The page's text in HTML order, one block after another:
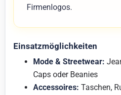
Firmenlogos.
Einsatzmöglichkeiten
Mode & Streetwear:
Caps oder Beanies
Accessoires: Taschen,